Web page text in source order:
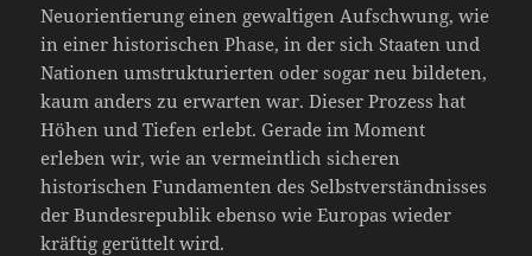
Neuorientierung einen gewaltigen Aufschwung, wie
in einer historischen Phase, in der sich Staaten und
Nationen umstrukturierten oder sogar neu bildeten,
kaum anders zu erwarten war. Dieser Prozess hat
Höhen und Tiefen erlebt. Gerade im Moment
erleben wir, wie an vermeintlich sicheren
historischen Fundamenten des Selbstverständnisses
der Bundesrepublik ebenso wie Europas wieder
kräftig gerüttelt wird.